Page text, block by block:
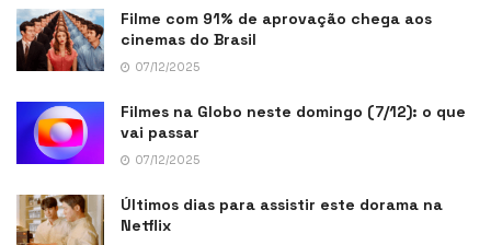
Filme com 91% de aprovação chega aos
cinemas do Brasil
07/12/2025
Filmes na Globo neste domingo (7/12): o que
vai passar
07/12/2025
Últimos dias para assistir este dorama na
Netflix